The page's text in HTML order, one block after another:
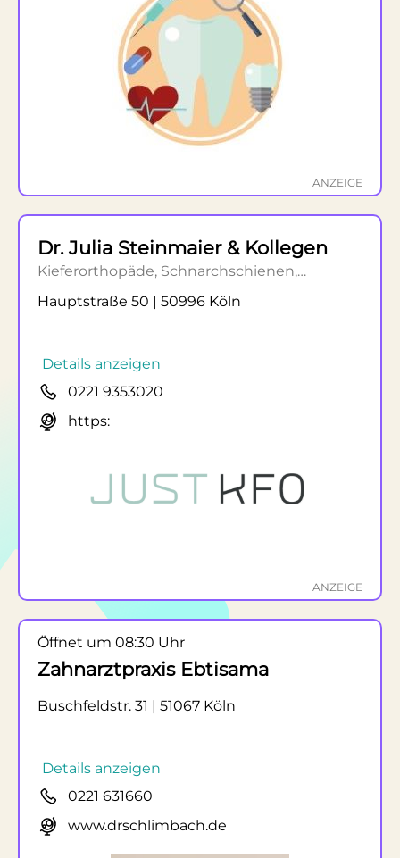
ANZEIGE
Dr. Julia Steinmaier & Kollegen
Kieferorthopäde, Schnarchschienen,
Hauptstraße 50 | 50996 Köln
Details anzeigen
0221 9353020
https:
ANZEIGE
Öffnet um 08:30 Uhr
Zahnarztpraxis Ebtisama
Buschfeldstr. 31 | 51067 Köln
Details anzeigen
0221 631660
www.drschlimbach.de